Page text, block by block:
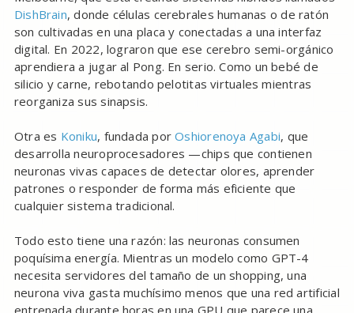
DishBrain, donde células cerebrales humanas o de ratón
son cultivadas en una placa y conectadas a una interfaz
digital. En 2022, lograron que ese cerebro semi-orgánico
aprendiera a jugar al Pong. En serio. Como un bebé de
silicio y carne, rebotando pelotitas virtuales mientras
reorganiza sus sinapsis.
Otra es Koniku, fundada porOshiorenoya Agabi, que
desarrolla neuroprocesadores —chips que contienen
neuronas vivas capaces de detectar olores, aprender
patrones o responder de forma más eficiente que
cualquier sistema tradicional.
Todo esto tiene una razón: las neuronas consumen
poquísima energía. Mientras un modelo como GPT-4
necesita servidores del tamaño de un shopping, una
neurona viva gasta muchísimo menos que una red artificial